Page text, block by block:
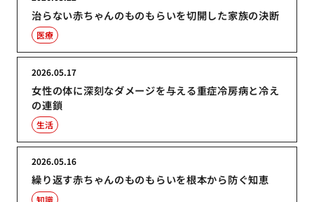
治らない赤ちゃんのものもらいを切開した家族の決断
医療
女性の体に深刻なダメージを与える重症冷房病と冷え
の連鎖
2026.05.17
生活
繰り返す赤ちゃんのものもらいを根本から防ぐ知恵
2026.05.16
知識